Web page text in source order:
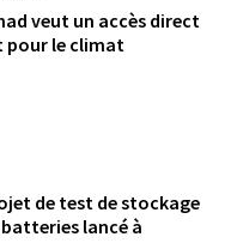
veut un accès direct
pour le climat
de test de stockage
batteries lancé à